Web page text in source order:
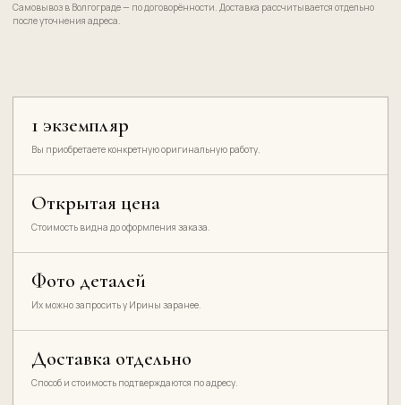
Самовывоз в Волгограде — по договорённости. Доставка рассчитывается отдельно
после уточнения адреса.
1 экземпляр
Вы приобретаете конкретную оригинальную работу.
Открытая цена
Стоимость видна до оформления заказа.
Фото деталей
Их можно запросить у Ирины заранее.
Доставка отдельно
Способ и стоимость подтверждаются по адресу.